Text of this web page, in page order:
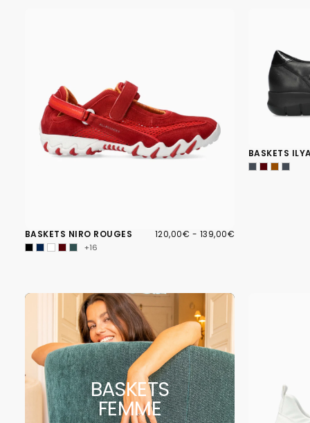
BASKETS NIRO ROUGES 120,00€
PRIX
120,00€ - PRIX
139,00€
+16
BASKETS
BASKETS
FEMME